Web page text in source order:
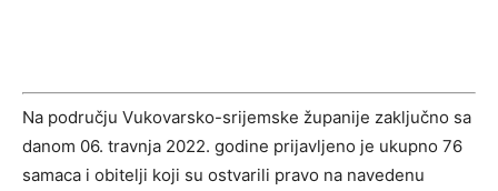
Na području Vukovarsko-srijemske županije zaključno sa
danom 06. travnja 2022. godine prijavljeno je ukupno 76
samaca i obitelji koji su ostvarili pravo na navedenu